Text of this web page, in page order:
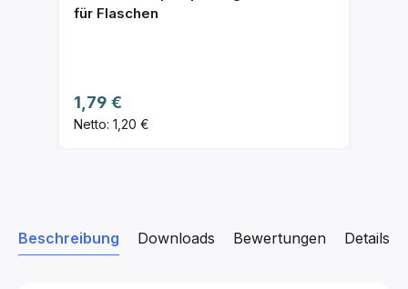
für Flaschen
Regulärer Preis:
1,79 €
Netto: 1,20 €
Beschreibung Downloads Details
Bewertungen